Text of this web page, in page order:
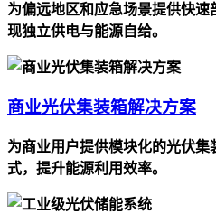
为偏远地区和应急场景提供快
现独立供电与能源自给。
商业光伏集装箱解决方案
为商业用户提供模块化的光伏
式，提升能源利用效率。